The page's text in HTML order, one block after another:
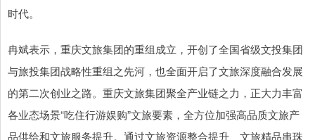
时代。
冉斌表示，重庆文旅集团的重组成立，开创了全国省级文投集团
与旅投集团战略性重组之先河，也全面开启了文旅深度融合发展
的第二次创业之路。重庆文旅集团聚全产业链之力，正大力丰富
各业态场景“吃住行游娱购”文旅要素，全方位加强高品质文旅产
品供给和文旅服务提升。通过文旅资源整合提升、文旅精品串珠